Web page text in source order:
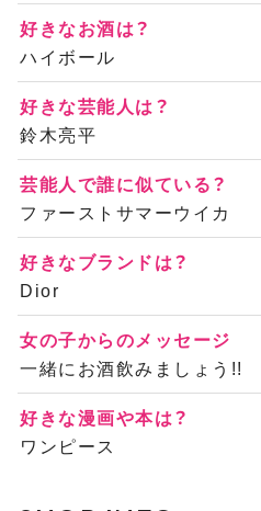
好きなお酒は？
ハイボール
好きな芸能人は？
鈴木亮平
芸能人で誰に似ている？
ファーストサマーウイカ
好きなブランドは？
Dior
女の子からのメッセージ
一緒にお酒飲みましょう!!
好きな漫画や本は？
ワンピース